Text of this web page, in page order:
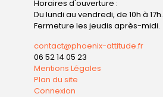
Horaires d'ouverture :
Du lundi au vendredi, de 10h à 17h.
Fermeture les jeudis après-midi.
contact@phoenix-attitude.fr
06 52 14 05 23
Mentions Légales
Plan du site
Connexion